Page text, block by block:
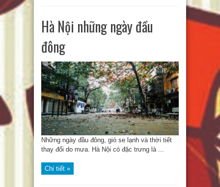
Hà Nội những ngày đầu
đông
Những ngày đầu đông, gió se lạnh và thời tiết
thay đổi do mưa. Hà Nội có đặc trưng là ...
Chi tiết »